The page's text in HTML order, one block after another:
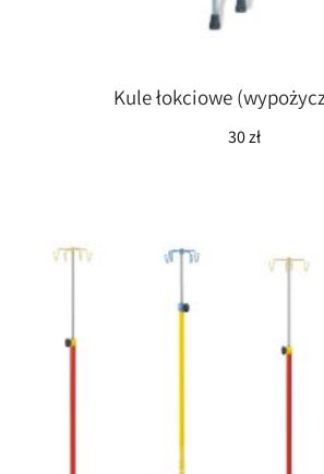
Kule łokciowe
30zł